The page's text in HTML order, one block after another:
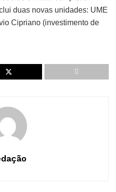
duas novas unidades: UME
Cipriano (investimento de